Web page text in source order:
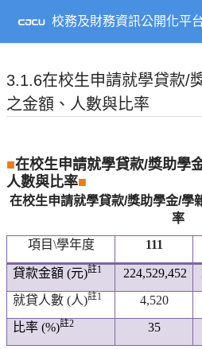
主
校務及財務資訊公開化平
3.1.6在校生申請就學貸款/
之金額、人數與比率
■在校生申請就學貸款/獎助學
人數與比率■
在校生申請就學貸款/獎助學金/學
率
項目\學年度 111
貸款金額 (元)註1 224,529,452
就貸人數 (人)註1 4,520
比率 (%)註2 35